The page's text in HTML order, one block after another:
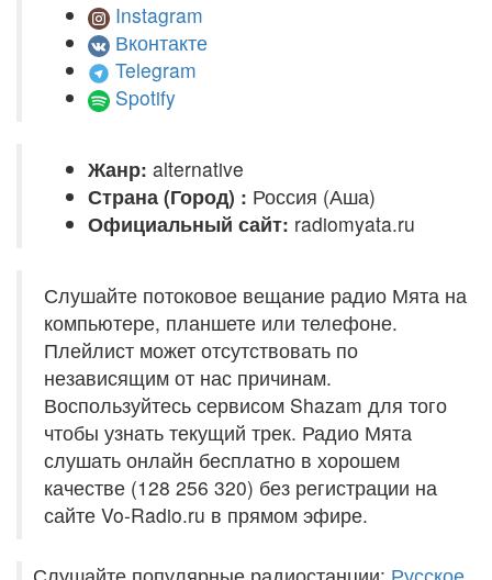
Instagram
Вконтакте
Telegram
Spotify
Жанр: alternative
Страна (Город) : Россия (Аша)
Официальный сайт: radiomyata.ru
Слушайте потоковое вещание радио Мята на
компьютере, планшете или телефоне.
Плейлист может отсутствовать по
независящим от нас причинам.
Воспользуйтесь сервисом Shazam для того
чтобы узнать текущий трек. Радио Мята
слушать онлайн бесплатно в хорошем
качестве (128 256 320) без регистрации на
сайте Vo-Radio.ru в прямом эфире.